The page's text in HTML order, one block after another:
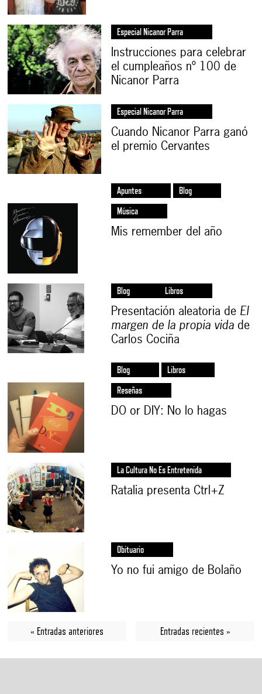
Especial Nicanor Parra
Instrucciones para celebrar
el cumpleaños nº 100 de
Nicanor Parra
Especial Nicanor Parra
Cuando Nicanor Parra ganó
el premio Cervantes
Apuntes
Blog
Música
Mis remember del año
Blog Libros
Presentación aleatoria de El
margen de la propia vida de
Carlos Cociña
Blog
Libros
Reseñas
DO or DIY: No lo hagas
La Cultura No Es Entretenida
Ratalia presenta Ctrl+Z
Obituario
Yo no fui amigo de Bolaño
« Entradas anteriores Entradas recientes »